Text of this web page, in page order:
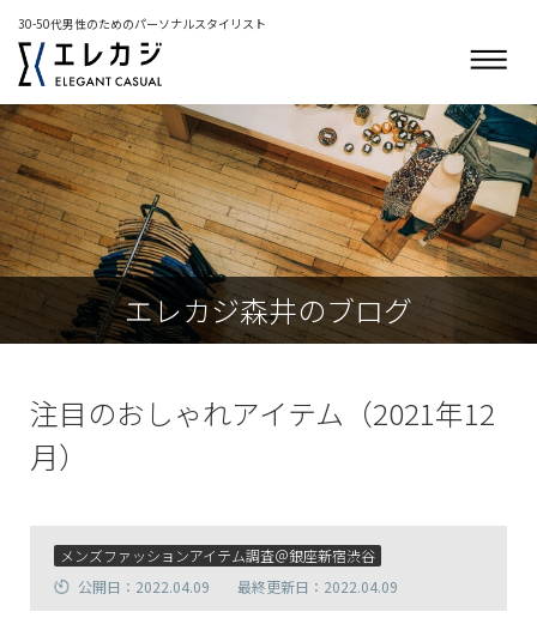
30-50代男性のためのパーソナルスタイリスト
エレカジ森井のブログ
注目のおしゃれアイテム（2021年12
月）
メンズファッションアイテム調査＠銀座新宿渋谷
公開日：2022.04.09
最終更新日：2022.04.09